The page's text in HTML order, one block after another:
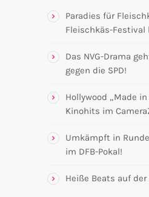
Paradies für
Fleischkäs-Festival
Das NVG-Drama
gegen die SPD!
Hollywood „Made
Kinohits im
Umkämpft in
im DFB-Pokal!
Heiße Beats auf